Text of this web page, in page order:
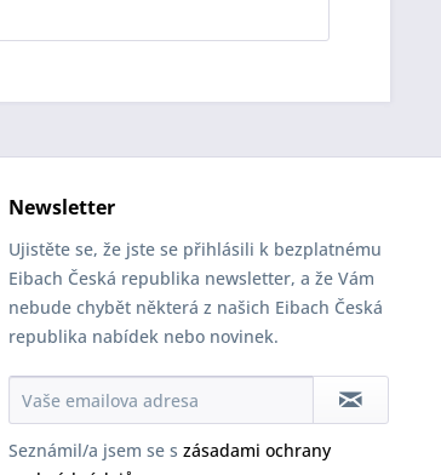
Newsletter
Ujistěte se, že jste se přihlásili k bezplatnému
Eibach Česká republika newsletter, a že Vám
nebude chybět některá z našich Eibach Česká
republika nabídek nebo novinek.
Seznámil/a jsem se s zásadami ochrany